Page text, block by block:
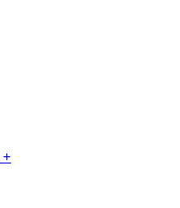
+